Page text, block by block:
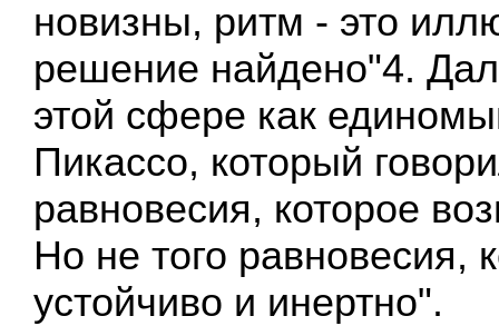
новизны, ритм - это
решение найдено"4.
этой сфере как
Пикассо, который
равновесия, которое
Но не того равновесия,
устойчиво и инертно".